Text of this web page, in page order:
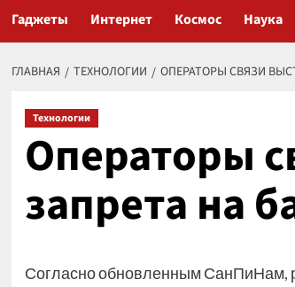
Гаджеты Интернет Космос Наука
ГЛАВНАЯ ТЕХНОЛОГИИ ОПЕРАТОРЫ СВЯЗИ
Технологии
Операторы
запрета на
Согласно обновленным СанПиНам,